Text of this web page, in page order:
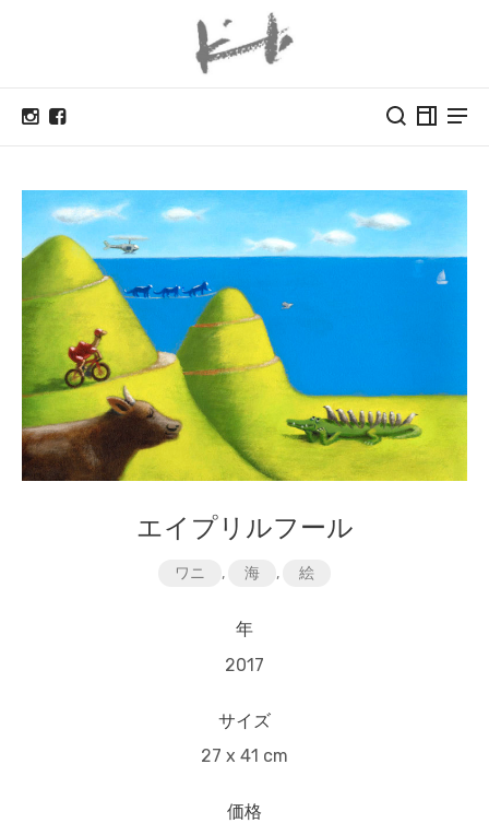
エイプリルフール
ワニ , 海 , 絵
年
2017
サイズ
27 x 41 cm
価格